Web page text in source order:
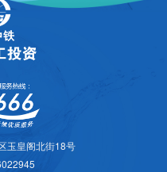
玉皇阁北街18号